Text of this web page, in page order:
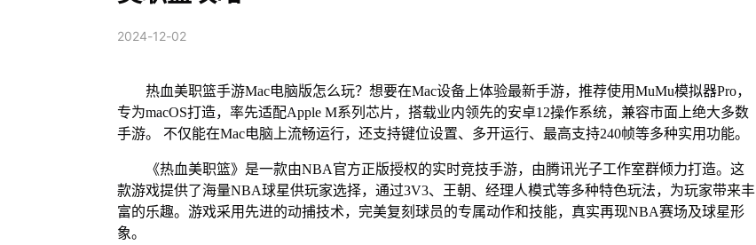
2024-12-02
热血美职篮手游Mac电脑版怎么玩？想要在Mac设备上体验最新手游，推荐使用MuMu模拟器Pro，
专为macOS打造，率先适配Apple M系列芯片，搭载业内领先的安卓12操作系统，兼容市面上绝大多数
手游。 不仅能在Mac电脑上流畅运行，还支持键位设置、多开运行、最高支持240帧等多种实用功能。
《热血美职篮》是一款由NBA官方正版授权的实时竞技手游，由腾讯光子工作室群倾力打造。这
款游戏提供了海量NBA球星供玩家选择，通过3V3、王朝、经理人模式等多种特色玩法，为玩家带来丰
富的乐趣。游戏采用先进的动捕技术，完美复刻球员的专属动作和技能，真实再现NBA赛场及球星形
象。